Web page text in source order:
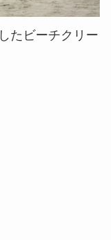
たビーチクリー